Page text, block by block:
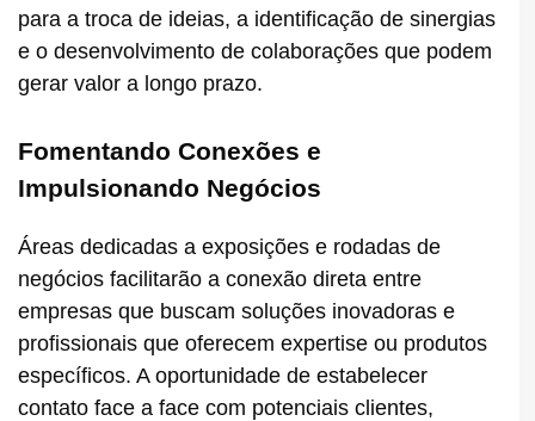
para a troca de ideias, a identificação de sinergias
e o desenvolvimento de colaborações que podem
gerar valor a longo prazo.
Fomentando Conexões e
Impulsionando Negócios
Áreas dedicadas a exposições e rodadas de
negócios facilitarão a conexão direta entre
empresas que buscam soluções inovadoras e
profissionais que oferecem expertise ou produtos
específicos. A oportunidade de estabelecer
contato face a face com potenciais clientes,